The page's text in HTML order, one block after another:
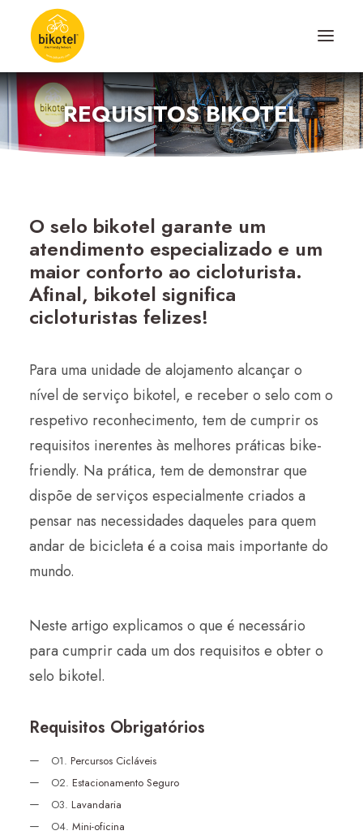
SOBRE NÓS
DESTINOS
EXPERIÊNCIAS
BLOG
CONTACTO
SEARCH
REQUISITOS BIKOTEL
Requisitos Obrigatórios
O1. Percursos Cicláveis
O2. Estacionamento Seguro
O3. Lavandaria
O4. Mini-oficina
O selo bikotel garante um
atendimento especializado e um
maior conforto ao cicloturista.
Afinal, bikotel significa
cicloturistas felizes!
Para uma unidade de alojamento alcançar o
nível de serviço bikotel, e receber o selo com o
respetivo reconhecimento, tem de cumprir os
requisitos inerentes às melhores práticas bike-
friendly. Na prática, tem de demonstrar que
dispõe de serviços especialmente criados a
pensar nas necessidades daqueles para quem
andar de bicicleta é a coisa mais importante do
mundo.
Neste artigo explicamos o que é necessário
para cumprir cada um dos requisitos e obter o
selo bikotel.